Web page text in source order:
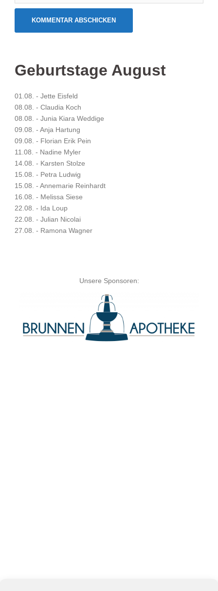
Geburtstage August
01.08. - Jette Eisfeld
08.08. - Claudia Koch
08.08. - Junia Kiara Weddige
09.08. - Anja Hartung
09.08. - Florian Erik Pein
11.08. - Nadine Myler
14.08. - Karsten Stolze
15.08. - Petra Ludwig
15.08. - Annemarie Reinhardt
16.08. - Melissa Siese
22.08. - Ida Loup
22.08. - Julian Nicolai
27.08. - Ramona Wagner
Unsere Sponsoren: